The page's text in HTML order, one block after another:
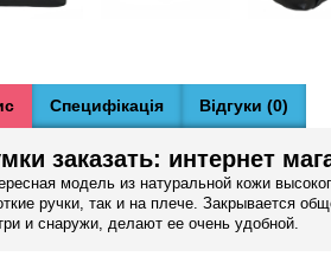
Специфікація Відгуки (0)
заказать: интернет
модель из натуральной кожи
ручки, так и на плече. Закрывается
и снаружи, делают ее очень удобной.